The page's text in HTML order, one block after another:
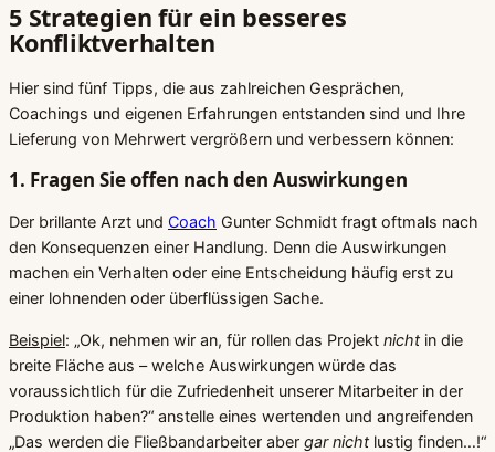
5 Strategien für ein besseres
Konfliktverhalten
Hier sind fünf Tipps, die aus zahlreichen Gesprächen,
Coachings und eigenen Erfahrungen entstanden sind und Ihre
Lieferung von Mehrwert vergrößern und verbessern können:
1. Fragen Sie offen nach den Auswirkungen
Der brillante Arzt und Coach Gunter Schmidt fragt oftmals nach
den Konsequenzen einer Handlung. Denn die Auswirkungen
machen ein Verhalten oder eine Entscheidung häufig erst zu
einer lohnenden oder überflüssigen Sache.
Beispiel: „Ok, nehmen wir an, für rollen das Projekt nicht in die
breite Fläche aus – welche Auswirkungen würde das
voraussichtlich für die Zufriedenheit unserer Mitarbeiter in der
Produktion haben?“ anstelle eines wertenden und angreifenden
„Das werden die Fließbandarbeiter aber gar nicht lustig finden…!“